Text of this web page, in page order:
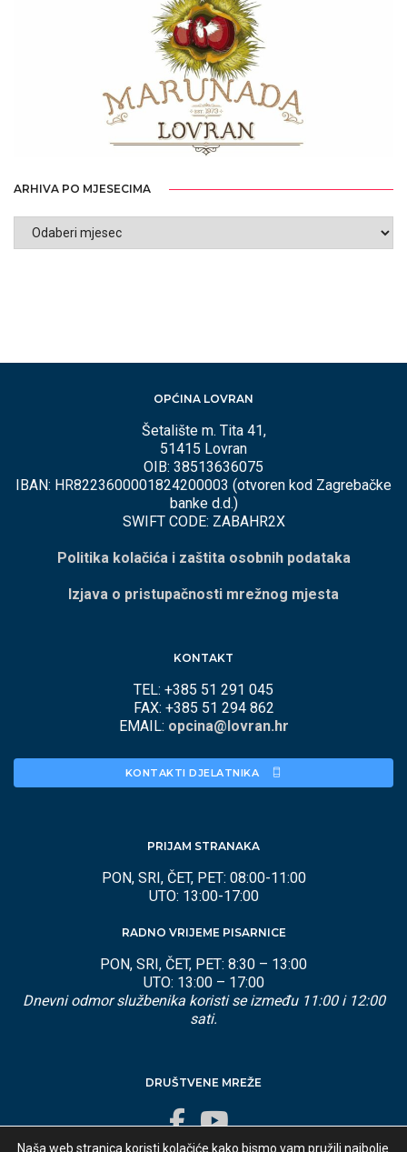
ARHIVA PO MJESECIMA
ARHIVA
OPĆINA LOVRAN
Šetalište m. Tita 41,
51415 Lovran
OIB: 38513636075
IBAN: HR8223600001824200003 (otvoren kod Zagrebačke
banke d.d.)
SWIFT CODE: ZABAHR2X
Politika kolačića i zaštita osobnih podataka
Izjava o pristupačnosti mrežnog mjesta
KONTAKT
TEL: +385 51 291 045
FAX: +385 51 294 862
EMAIL: opcina@lovran.hr
KONTAKTI DJELATNIKA
PRIJAM STRANAKA
PON, SRI, ČET, PET: 08:00-11:00
UTO: 13:00-17:00
RADNO VRIJEME PISARNICE
PON, SRI, ČET, PET: 8:30 – 13:00
UTO: 13:00 – 17:00
Dnevni odmor službenika koristi se između 11:00 i 12:00
sati.
DRUŠTVENE MREŽE
Naša web stranica koristi kolačiće kako bismo vam pružili najbolje